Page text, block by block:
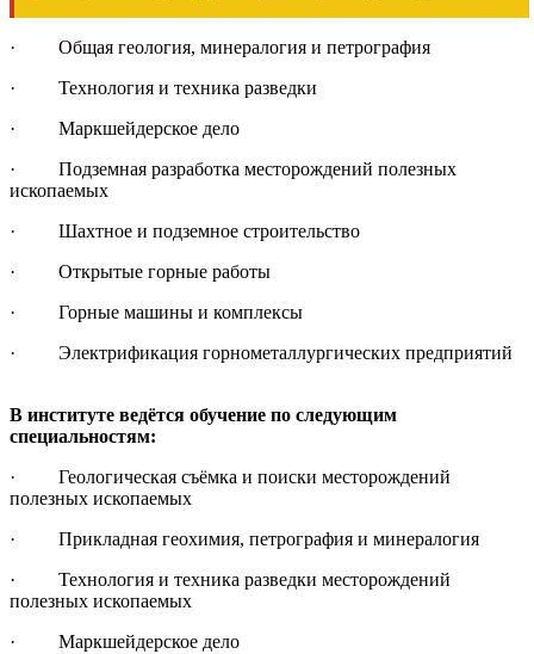
· Общая геология, минералогия и петрография
· Технология и техника разведки
· Маркшейдерское дело
· Подземная разработка месторождений полезных
ископаемых
· Шахтное и подземное строительство
· Открытые горные работы
· Горные машины и комплексы
· Электрификация горнометаллургических предприятий
В институте ведётся обучение по следующим
специальностям:
· Геологическая съёмка и поиски месторождений
полезных ископаемых
· Прикладная геохимия, петрография и минералогия
· Технология и техника разведки месторождений
полезных ископаемых
· Маркшейдерское дело